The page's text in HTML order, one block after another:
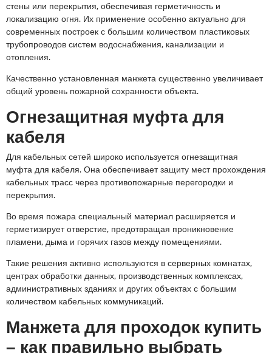
стены или перекрытия, обеспечивая герметичность и
локализацию огня. Их применение особенно актуально для
современных построек с большим количеством пластиковых
трубопроводов систем водоснабжения, канализации и
отопления.
Качественно установленная манжета существенно увеличивает
общий уровень пожарной сохранности объекта.
Огнезащитная муфта для
кабеля
Для кабельных сетей широко используется огнезащитная
муфта для кабеля. Она обеспечивает защиту мест прохождения
кабельных трасс через противопожарные перегородки и
перекрытия.
Во время пожара специальный материал расширяется и
герметизирует отверстие, предотвращая проникновение
пламени, дыма и горячих газов между помещениями.
Такие решения активно используются в серверных комнатах,
центрах обработки данных, производственных комплексах,
административных зданиях и других объектах с большим
количеством кабельных коммуникаций.
Манжета для проходок купить
– как правильно выбрать